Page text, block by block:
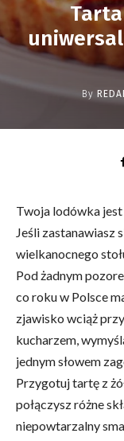
Tarta
By
Twoja lodówka jest
Jeśli zastanawiasz
wielkanocnego
Pod żadnym
co roku w Polsce
zjawisko wciąż
kucharzem,
jednym słowem
Przygotuj tartę z
połączysz różne
niepowtarzalny